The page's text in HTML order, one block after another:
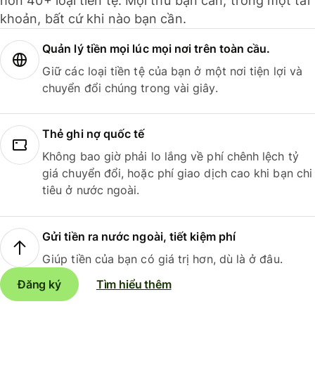
khoản, bất cứ khi nào bạn cần.
Quản lý tiền mọi lúc mọi nơi trên toàn cầu.
Giữ các loại tiền tệ của bạn ở một nơi tiện lợi và
chuyển đổi chúng trong vài giây.
Thẻ ghi nợ quốc tế
Không bao giờ phải lo lắng về phí chênh lệch tỷ
giá chuyển đổi, hoặc phí giao dịch cao khi bạn chi
tiêu ở nước ngoài.
Gửi tiền ra nước ngoài, tiết kiệm phí
Giúp tiền của bạn có giá trị hơn, dù là ở đâu.
Đăng ký
Tìm hiểu thêm